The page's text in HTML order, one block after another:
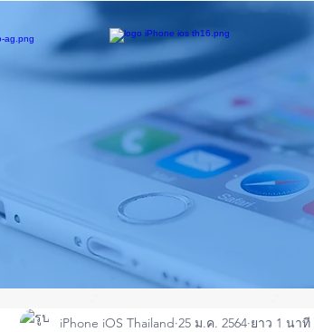
iPhone iOS Thailand 25 ม.ค. 2564 ยาว 1 นาที